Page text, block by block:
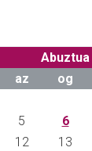
Abuztua
az og
5 6
12 13